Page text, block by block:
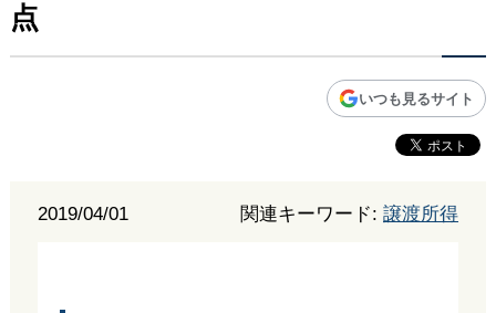
点
いつも見るサイト
2019/04/01 関連キーワード:譲渡所得